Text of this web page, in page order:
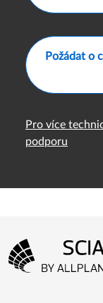
Požádat o
Pro více
podporu
Menu patičky